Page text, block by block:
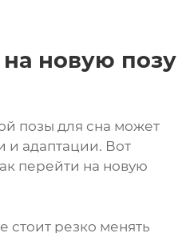
новую позу
позы для сна может
и адаптации. Вот
перейти на новую
стоит резко менять